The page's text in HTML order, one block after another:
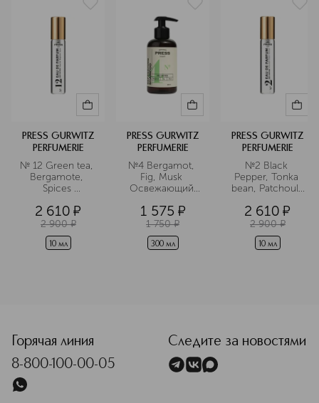
PRESS GURWITZ
PERFUMERIE
№ 12 Green tea,
Bergamote,
Spices
вода в
дорожном
формате
2 610 ¤
2 900 ¤
10 мл
PRESS GURWITZ
PERFUMERIE
№4 Bergamot,
Fig, Musk
Освежающий
1 575 ¤
1 750 ¤
300 мл
PRESS GURWITZ
PERFUMERIE
№2 Black
Pepper, Tonka
bean, Patchouli
вода в
дорожном
формате
2 610 ¤
2 900 ¤
10 мл
Горячая линия
8-800-100-00-05
Следите за новостями